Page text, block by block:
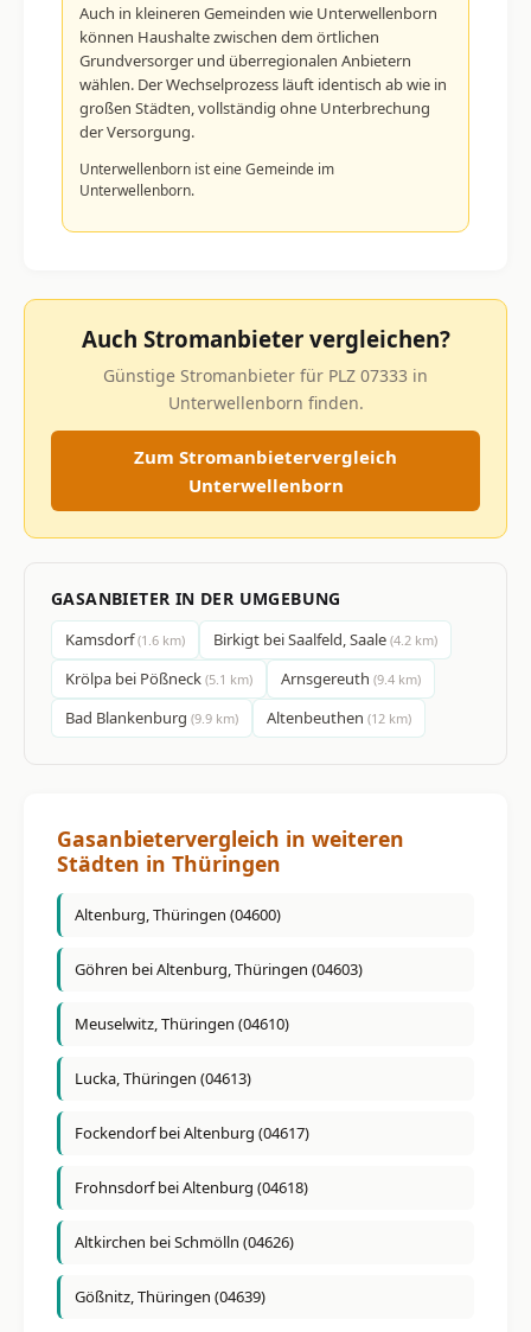
Auch in kleineren Gemeinden wie Unterwellenborn
können Haushalte zwischen dem örtlichen
Grundversorger und überregionalen Anbietern
wählen. Der Wechselprozess läuft identisch ab wie in
großen Städten, vollständig ohne Unterbrechung
der Versorgung.
Unterwellenborn ist eine Gemeinde im
Unterwellenborn.
Auch Stromanbieter vergleichen?
Günstige Stromanbieter für PLZ 07333 in
Unterwellenborn finden.
Zum Stromanbietervergleich
Unterwellenborn
GASANBIETER IN DER UMGEBUNG
Kamsdorf(1.6 km) Birkigt bei Saalfeld, Saale (4.2 km)
Krölpa bei Pößneck (5.1 km) Arnsgereuth (9.4 km)
Bad Blankenburg (9.9 km) Altenbeuthen (12 km)
Gasanbietervergleich in weiteren
Städten in Thüringen
Altenburg, Thüringen (04600)
Göhren bei Altenburg, Thüringen (04603)
Meuselwitz, Thüringen (04610)
Lucka, Thüringen (04613)
Fockendorf bei Altenburg (04617)
Frohnsdorf bei Altenburg (04618)
Altkirchen bei Schmölln (04626)
Gößnitz, Thüringen (04639)